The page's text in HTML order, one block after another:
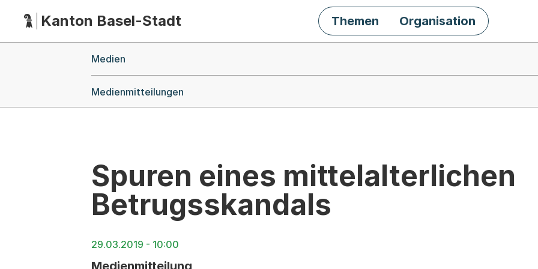
HauptnavigationKanton Basel-Stadt Themen Organisation
Medien
Medienmitteilungen
Spuren eines mittelalterlichen
Betrugsskandals
29.03.2019 - 10:00
Medienmitteilung